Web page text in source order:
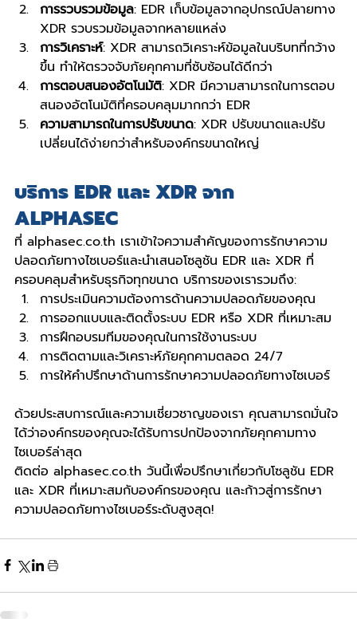
การรวบรวมข้อมูล: EDR เก็บข้อมูลจากอุปกรณ์ปลายทาง
XDR รวบรวมข้อมูลจากหลายแหล่ง
การวิเคราะห์: XDR สามารถวิเคราะห์ข้อมูลในบริบทที่กว้าง
ขึ้น ทำให้ตรวจจับภัยคุกคามที่ซับซ้อนได้ดีกว่า
การตอบสนองอัตโนมัติ: XDR มีความสามารถในการตอบ
สนองอัตโนมัติที่ครอบคลุมมากกว่า EDR
ความสามารถในการปรับขนาด: XDR ปรับขนาดและปรับ
เปลี่ยนได้ง่ายกว่าสำหรับองค์กรขนาดใหญ่
บริการ EDR และ XDR จาก
ALPHASEC
ที่ alphasec.co.th เราเข้าใจความสำคัญของการรักษาความ
ปลอดภัยทางไซเบอร์และนำเสนอโซลูชัน EDR และ XDR ที่
ครอบคลุมสำหรับธุรกิจทุกขนาด บริการของเรารวมถึง:
การประเมินความต้องการด้านความปลอดภัยของคุณ
การออกแบบและติดตั้งระบบ EDR หรือ XDR ที่เหมาะสม
การฝึกอบรมทีมของคุณในการใช้งานระบบ
การติดตามและวิเคราะห์ภัยคุกคามตลอด 24/7
การให้คำปรึกษาด้านการรักษาความปลอดภัยทางไซเบอร์
ด้วยประสบการณ์และความเชี่ยวชาญของเรา คุณสามารถมั่นใจ
ได้ว่าองค์กรของคุณจะได้รับการปกป้องจากภัยคุกคามทาง
ไซเบอร์ล่าสุด
ติดต่อ alphasec.co.th วันนี้เพื่อปรึกษาเกี่ยวกับโซลูชัน EDR
และ XDR ที่เหมาะสมกับองค์กรของคุณ และก้าวสู่การรักษา
ความปลอดภัยทางไซเบอร์ระดับสูงสุด!